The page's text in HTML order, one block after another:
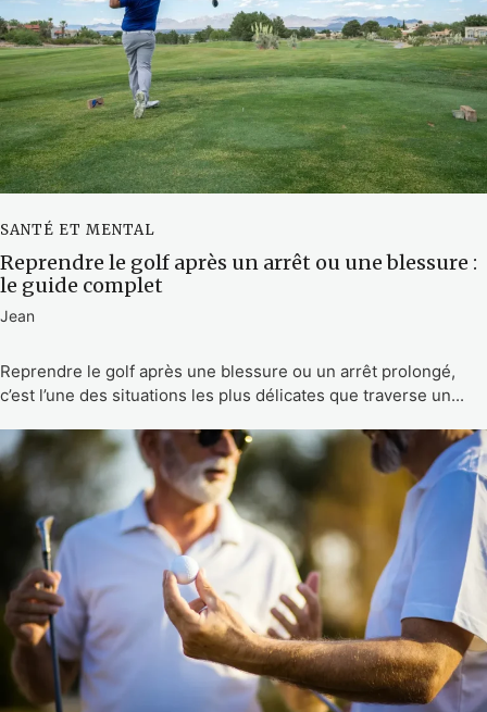
SANTÉ ET MENTAL
Reprendre le golf après un arrêt ou une blessure :
le guide complet
Jean
Reprendre le golf après une blessure ou un arrêt prolongé,
c’est l’une des situations les plus délicates que traverse un...